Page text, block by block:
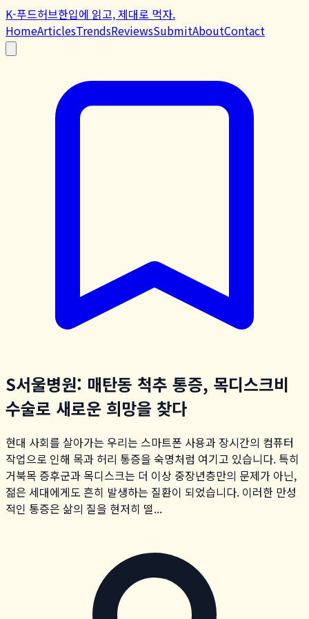
K-푸드허브한입에 읽고, 제대로 먹자.
HomeArticlesTrendsReviewsSubmitAboutContact
S서울병원: 매탄동 척추 통증, 목디스크비
수술로 새로운 희망을 찾다
현대 사회를 살아가는 우리는 스마트폰 사용과 장시간의 컴퓨터
작업으로 인해 목과 허리 통증을 숙명처럼 여기고 있습니다. 특히
거북목 증후군과 목디스크는 더 이상 중장년층만의 문제가 아닌,
젊은 세대에게도 흔히 발생하는 질환이 되었습니다. 이러한 만성
적인 통증은 삶의 질을 현저히 떨...